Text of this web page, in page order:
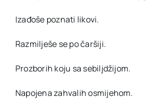
Izađoše poznati likovi.
Razmilješe se po čaršiji.
Prozborih koju sa sebiljdžijom.
Napojena zahvalih osmijehom.